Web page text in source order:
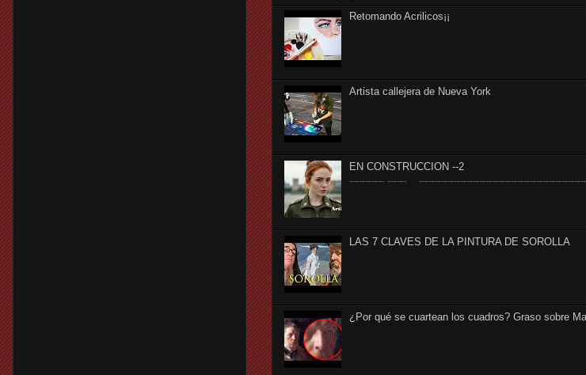
Retomando Acrilicos¡¡
Artista callejera de Nueva York
EN CONSTRUCCION --2
----------- ------
LAS 7 CLAVES DE LA PINTURA DE SOROLLA
¿Por qué se cuartean los cuadros? Graso sobre